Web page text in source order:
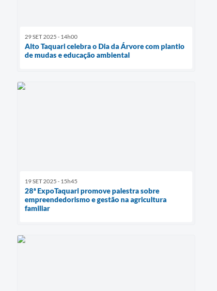
29 SET 2025 - 14h00
Alto Taquari celebra o Dia da Árvore com plantio
de mudas e educação ambiental
19 SET 2025 - 15h45
28ª ExpoTaquari promove palestra sobre
empreendedorismo e gestão na agricultura
familiar